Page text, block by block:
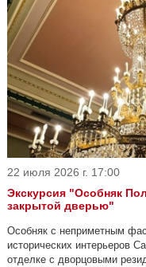
22 июля 2026 г. 17:00
Экскурсия "Особняк
закрытой дверью"
Особняк с неприметным
исторических интерьеров
отделке с дворцовыми